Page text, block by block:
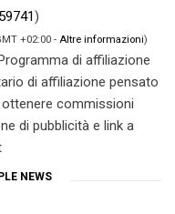
)
+02:00 - Altre informazioni)
di affiliazione
di affiliazione pensato
commissioni
di pubblicità e link a
NEWS